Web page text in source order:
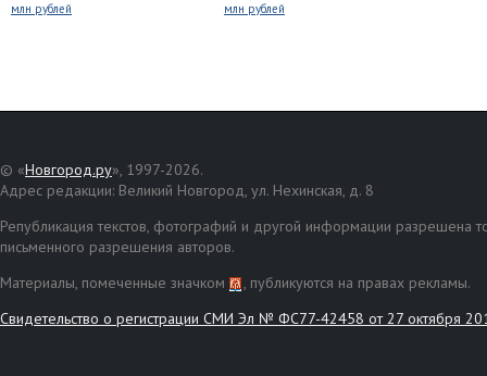
млн рублей
млн рублей
© «Новгород.ру», 1997-2026.
Адрес редакции: Великий Новгород, ул. Нехинская, д. 8
Републикация текстов, фотографий и другой информации разрешена
письменного разрешения авторов.
Материалы, помеченные значком
, публикуются на правах рекламы.
Свидетельство о регистрации СМИ Эл № ФС77-42458 от 27 октября